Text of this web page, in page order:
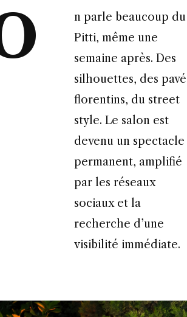
n parle beaucoup du
Pitti, même une
semaine après. Des
silhouettes, des
florentins, du street
style. Le salon est
devenu un spectacle
permanent, amplifié
par les réseaux
sociaux et la
recherche d’une
visibilité immédiate.